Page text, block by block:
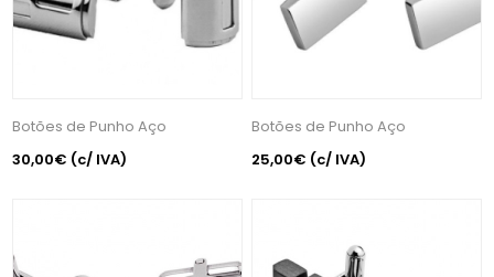
Botões de Punho Aço
30,00€ (c/ IVA)
Botões de Punho Aço
25,00€ (c/ IVA)